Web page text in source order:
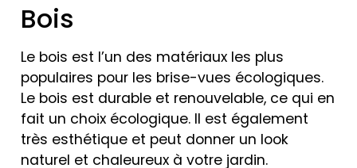
Bois
Le bois est l’un des matériaux les plus
populaires pour les brise-vues écologiques.
Le bois est durable et renouvelable, ce qui en
fait un choix écologique. Il est également
très esthétique et peut donner un look
naturel et chaleureux à votre jardin.